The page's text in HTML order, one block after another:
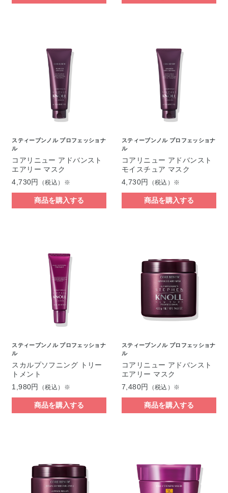
スティーブンノル プロフェッショナ
ル
コアリニュー アドバンスト
エアリー マスク
4,730円
（税込）※
商品を購入する
スティーブンノル プロフェッショナ
ル
コアリニュー アドバンスト
モイスチュア マスク
4,730円
（税込）※
商品を購入する
スティーブンノル プロフェッショナ
ル
スカルプソフニング トリー
トメント
1,980円
（税込）※
商品を購入する
スティーブンノル プロフェッショナ
ル
コアリニュー アドバンスト
エアリー マスク
7,480円
（税込）※
商品を購入する